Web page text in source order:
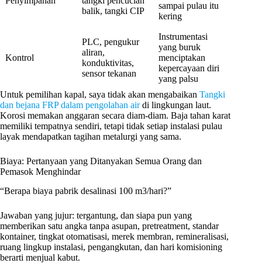
balik, tangki CIP
sampai pulau itu
kering
Kontrol
PLC, pengukur
aliran,
konduktivitas,
sensor tekanan
Instrumentasi
yang buruk
menciptakan
kepercayaan diri
yang palsu
Untuk pemilihan kapal, saya tidak akan mengabaikan Tangki
dan bejana FRP dalam pengolahan airdi lingkungan laut.
Korosi memakan anggaran secara diam-diam. Baja tahan karat
memiliki tempatnya sendiri, tetapi tidak setiap instalasi pulau
layak mendapatkan tagihan metalurgi yang sama.
Biaya: Pertanyaan yang Ditanyakan Semua Orang dan
Pemasok Menghindar
“Berapa biaya pabrik desalinasi 100 m3/hari?”
Jawaban yang jujur: tergantung, dan siapa pun yang
memberikan satu angka tanpa asupan, pretreatment, standar
kontainer, tingkat otomatisasi, merek membran, remineralisasi,
ruang lingkup instalasi, pengangkutan, dan hari komisioning
berarti menjual kabut.